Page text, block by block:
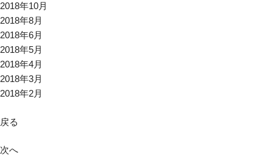
2018年10月
2018年8月
2018年6月
2018年5月
2018年4月
2018年3月
2018年2月
戻る
次へ